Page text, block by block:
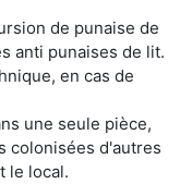
de punaise de
anti punaises de lit.
en cas de
une seule pièce,
colonisées d'autres
le local.